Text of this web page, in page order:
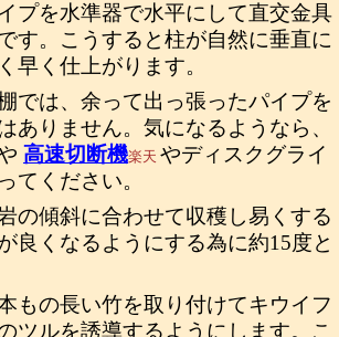
プを水準器で水平にして直交金具
す。こうすると柱が自然に垂直に
早く仕上がります。
では、余って出っ張ったパイプを
ありません。気になるようなら、
高速切断機楽天 やディスクグライ
てください。
の傾斜に合わせて収穫し易くする
良くなるようにする為に約15度と
もの長い竹を取り付けてキウイフ
ツルを誘導するようにします。こ